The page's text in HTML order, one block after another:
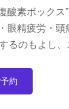
酸素ボック
眼精疲労・
るのもよし
約